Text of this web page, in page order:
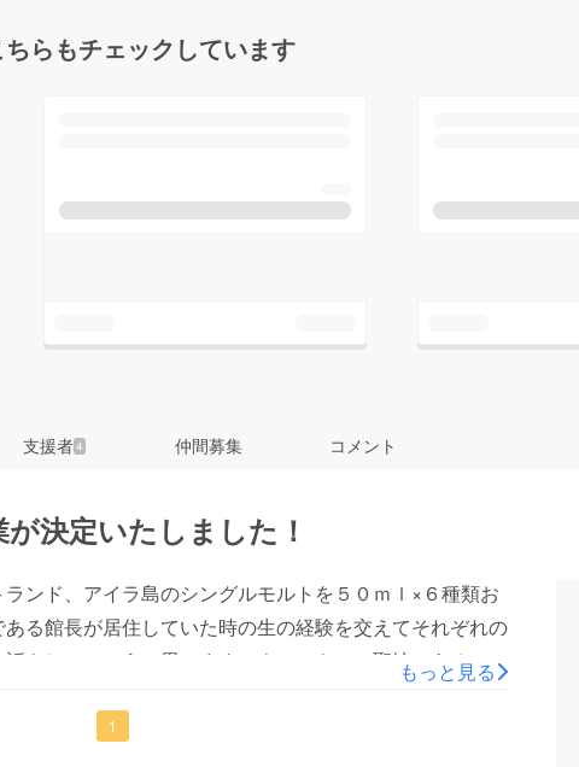
らもチェックしています
支援者4 仲間募集 コメント
決定いたしました！
ンド、アイラ島のシングルモルトを５０ｍｌ×６種類お
る館長が居住していた時の生の経験を交えてそれぞれの
をしていこうと思います。ウィスキーの聖地であるアイ
会となりますので、是非ご参加ください。また、中級
ままで価格的に初級コースではお出しすることができな
もっと見る
1